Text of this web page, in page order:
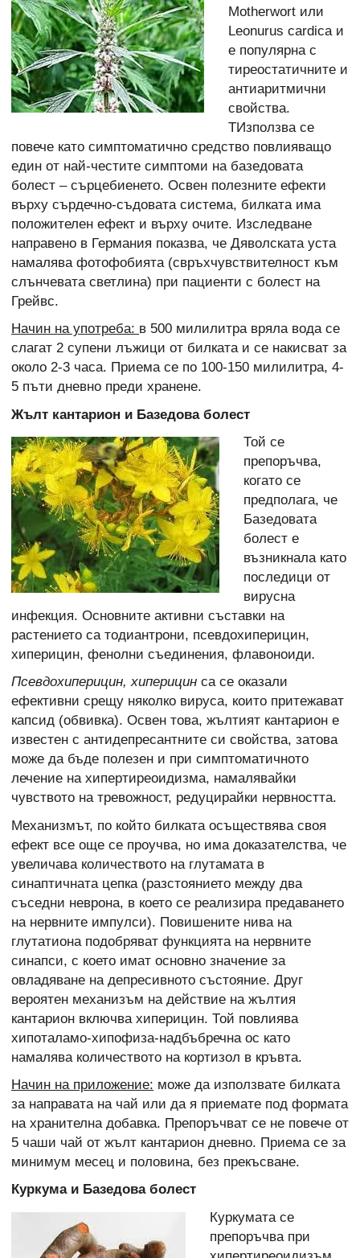
Motherwort или
Leonurus cardica и
е популярна с
тиреостатичните и
антиаритмични
свойства.
ТИзползва се
повече като симптоматично средство повлияващо
един от най-честите симптоми на базедовата
болест – сърцебиенето. Освен полезните ефекти
върху сърдечно-съдовата система, билката има
положителен ефект и върху очите. Изследване
направено в Германия показва, че Дяволската уста
намалява фотофобията (свръхчувствителност към
слънчевата светлина) при пациенти с болест на
Грейвс.
Начин на употреба: в 500 милилитра вряла вода се
слагат 2 супени лъжици от билката и се накисват за
около 2-3 часа. Приема се по 100-150 милилитра, 4-
5 пъти дневно преди хранене.
Жълт кантарион и Базедова болест
Той се
препоръчва,
когато се
предполага, че
Базедовата
болест е
възникнала като
последици от
вирусна
инфекция. Основните активни съставки на
растението са тодиантрони, псевдохиперицин,
хиперицин, фенолни съединения, флавоноиди.
Псевдохиперицин, хиперицин са се оказали
ефективни срещу няколко вируса, които притежават
капсид (обвивка). Освен това, жълтият кантарион е
известен с антидепресантните си свойства, затова
може да бъде полезен и при симптоматичното
лечение на хипертиреоидизма, намалявайки
чувството на тревожност, редуцирайки нервността.
Механизмът, по който билката осъществява своя
ефект все още се проучва, но има доказателства, че
увеличава количеството на глутамата в
синаптичната цепка (разстоянието между два
съседни неврона, в което се реализира предаването
на нервните импулси). Повишените нива на
глутатиона подобряват функцията на нервните
синапси, с което имат основно значение за
овладяване на депресивното състояние. Друг
вероятен механизъм на действие на жълтия
кантарион включва хиперицин. Той повлиява
хипоталамо-хипофиза-надбъбречна ос като
намалява количеството на кортизол в кръвта.
Начин на приложение: може да използвате билката
за направата на чай или да я приемате под формата
на хранителна добавка. Препоръчват се не повече от
5 чаши чай от жълт кантарион дневно. Приема се за
минимум месец и половина, без прекъсване.
Куркума и Базедова болест
Куркумата се
препоръчва при